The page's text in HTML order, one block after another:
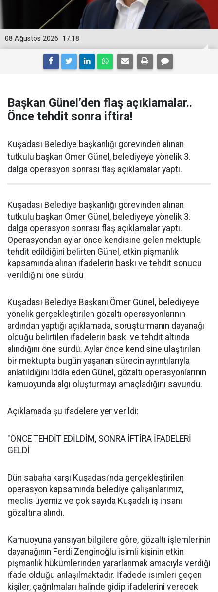
17:18
08 Ağustos 2026
Başkan Günel’den flaş açıklamalar..
Önce tehdit sonra iftira!
Kuşadası Belediye başkanlığı görevinden alınan
tutkulu başkan Ömer Günel, belediyeye yönelik 3.
dalga operasyon sonrası flaş açıklamalar yaptı.
Kuşadası Belediye başkanlığı görevinden alınan
tutkulu başkan Ömer Günel, belediyeye yönelik 3.
dalga operasyon sonrası flaş açıklamalar yaptı.
Operasyondan aylar önce kendisine gelen mektupla
tehdit edildiğini belirten Günel, etkin pişmanlık
kapsamında alınan ifadelerin baskı ve tehdit sonucu
verildiğini öne sürdü
Kuşadası Belediye Başkanı Ömer Günel, belediyeye
yönelik gerçekleştirilen gözaltı operasyonlarının
ardından yaptığı açıklamada, soruşturmanın dayanağı
olduğu belirtilen ifadelerin baskı ve tehdit altında
alındığını öne sürdü. Aylar önce kendisine ulaştırılan
bir mektupta bugün yaşanan sürecin ayrıntılarıyla
anlatıldığını iddia eden Günel, gözaltı operasyonlarının
kamuoyunda algı oluşturmayı amaçladığını savundu.
Açıklamada şu ifadelere yer verildi:
"ÖNCE TEHDİT EDİLDİM, SONRA İFTİRA İFADELERİ
GELDİ
Dün sabaha karşı Kuşadası’nda gerçekleştirilen
operasyon kapsamında belediye çalışanlarımız,
meclis üyemiz ve çok sayıda Kuşadalı iş insanı
gözaltına alındı.
Kamuoyuna yansıyan bilgilere göre, gözaltı işlemlerinin
dayanağının Ferdi Zenginoğlu isimli kişinin etkin
pişmanlık hükümlerinden yararlanmak amacıyla verdiği
ifade olduğu anlaşılmaktadır. İfadede isimleri geçen
kişiler, çağrılmaları halinde gidip ifadelerini verecek